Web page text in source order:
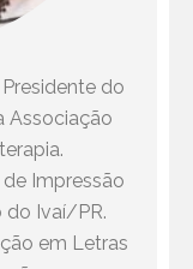
do
Associação
Impressão
do Ivaí/PR.
em Letras